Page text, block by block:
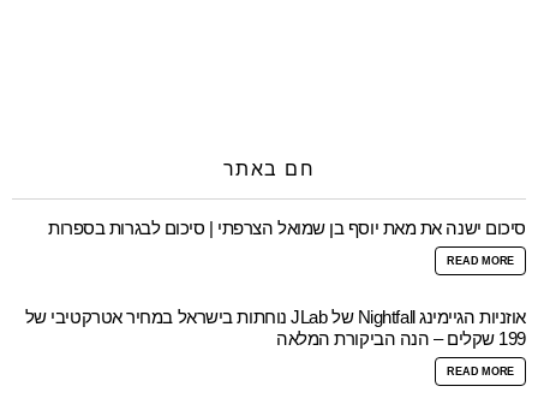
חם באתר
סיכום ישנה את מאת יוסף בן שמואל הצרפתי | סיכום לבגרות בספרות
READ MORE
אוזניות הגיימינג Nightfall של JLab נוחתות בישראל במחיר אטרקטיבי של
199 שקלים – הנה הביקורת המלאה
READ MORE